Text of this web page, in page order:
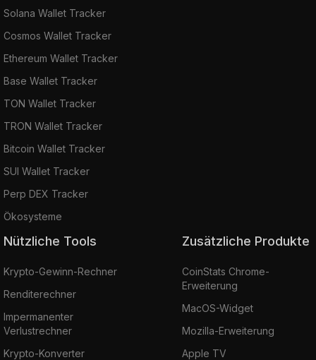
Solana Wallet Tracker
Cosmos Wallet Tracker
Ethereum Wallet Tracker
Base Wallet Tracker
TON Wallet Tracker
TRON Wallet Tracker
Bitcoin Wallet Tracker
SUI Wallet Tracker
Perp DEX Tracker
Ökosysteme
Nützliche Tools
Krypto-Gewinn-Rechner
Renditerechner
Impermanenter
Verlustrechner
Krypto-Konverter
Zusätzliche Produkte
CoinStats Chrome-
Erweiterung
MacOS-Widget
Mozilla-Erweiterung
Apple TV